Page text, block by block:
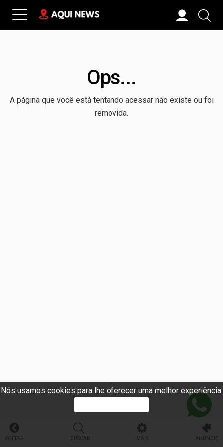
Nós usamos cookies para lhe oferecer uma melhor experiência.
Ops...
A página que você está tentando acessar não existe ou foi
removida.
VOLTAR BUSCAR MAIS ANUNCIE